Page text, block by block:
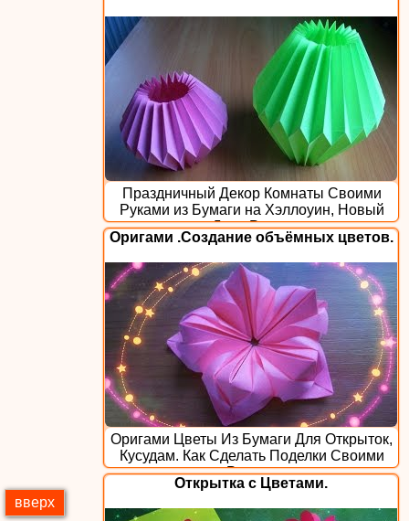
Праздничный Декор Комнаты Своими
Руками из Бумаги на Хэллоуин, Новый
год, День Рождения.
Оригами .Создание объёмных цветов.
Оригами Цветы Из Бумаги Для Открыток,
Кусудам. Как Сделать Поделки Своими
Руками
Открытка с Цветами.
вверх